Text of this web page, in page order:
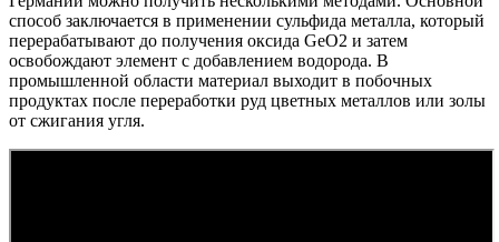
способ заключается в применении сульфида металла, который
перерабатывают до получения оксида GeO2 и затем
освобождают элемент с добавлением водорода. В
промышленной области материал выходит в побочных
продуктах после переработки руд цветных металлов или золы
от сжигания угля.